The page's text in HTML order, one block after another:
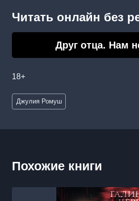
Читать онлайн без
Друг отца. Нам
18+
Метки
записи:
Джулия Ромуш
Похожие книги